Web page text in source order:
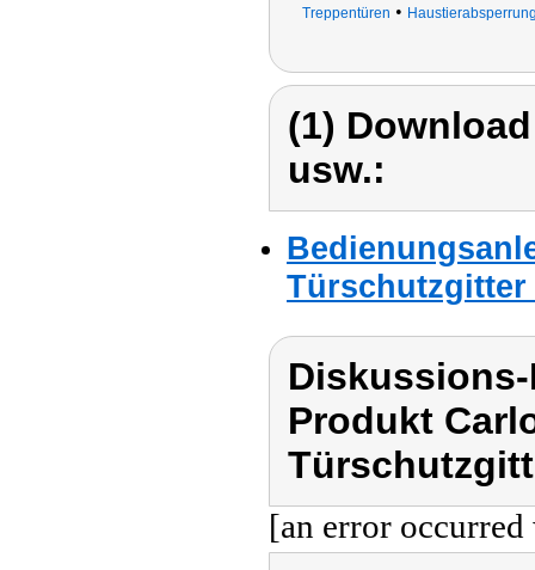
Treppentüren •
(1)
usw.:
Produkt
[an error